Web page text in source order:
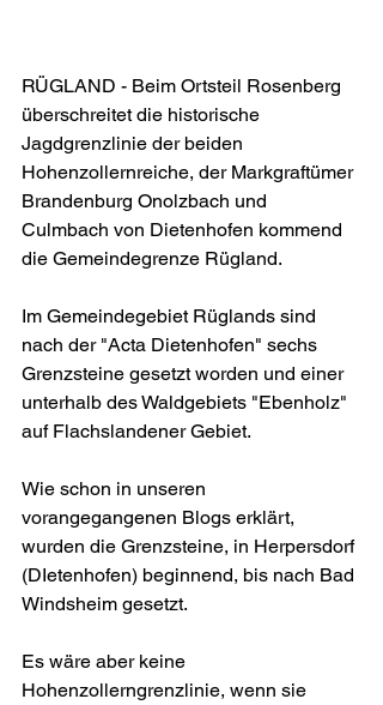
RÜGLAND - Beim Ortsteil Rosenberg
überschreitet die historische
Jagdgrenzlinie der beiden
Hohenzollernreiche, der Markgraftümer
Brandenburg Onolzbach und
Culmbach von Dietenhofen kommend
die Gemeindegrenze Rügland.
Im Gemeindegebiet Rüglands sind
nach der "Acta Dietenhofen" sechs
Grenzsteine gesetzt worden und einer
unterhalb des Waldgebiets "Ebenholz"
auf Flachslandener Gebiet.
Wie schon in unseren
vorangegangenen Blogs erklärt,
wurden die Grenzsteine, in Herpersdorf
(DIetenhofen) beginnend, bis nach Bad
Windsheim gesetzt.
Es wäre aber keine
Hohenzollerngrenzlinie, wenn sie